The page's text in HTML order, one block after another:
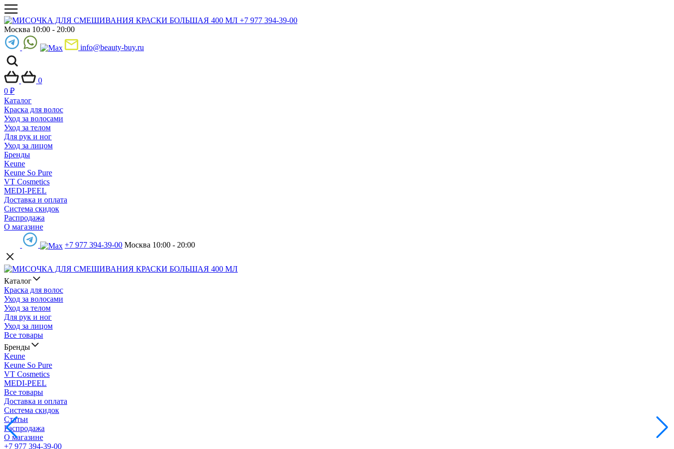
+7 977 394-39-00
Москва 10:00 - 20:00
info@beauty-buy.ru
0
0 ₽
Каталог
Краска для волос
Уход за волосами
Уход за телом
Для рук и ног
Уход за лицом
Бренды
Keune
Keune So Pure
VT Cosmetics
MEDI-PEEL
Доставка и оплата
Система скидок
Распродажа
О магазине
+7 977 394-39-00 Москва 10:00 - 20:00
Каталог
Краска для волос
Уход за волосами
Уход за телом
Для рук и ног
Уход за лицом
Все товары
Бренды
Keune
Keune So Pure
VT Cosmetics
MEDI-PEEL
Все товары
Доставка и оплата
Система скидок
Статьи
Распродажа
О магазине
+7 977 394-39-00